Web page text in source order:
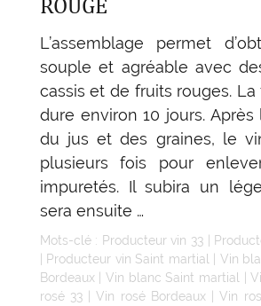
ROUGE
L’assemblage permet
souple et agréable avec
cassis et de fruits rouges.
dure environ 10 jours. Après
du jus et des graines, le
plusieurs fois pour
impuretés. Il subira un
sera ensuite …
Mots-clé : Producteur vin 33
Producteur vin Saint martial| Vin
Bordeaux|Vin blanc Saint martial |
rosé 33 |Vin rosé Bordeaux|Vin